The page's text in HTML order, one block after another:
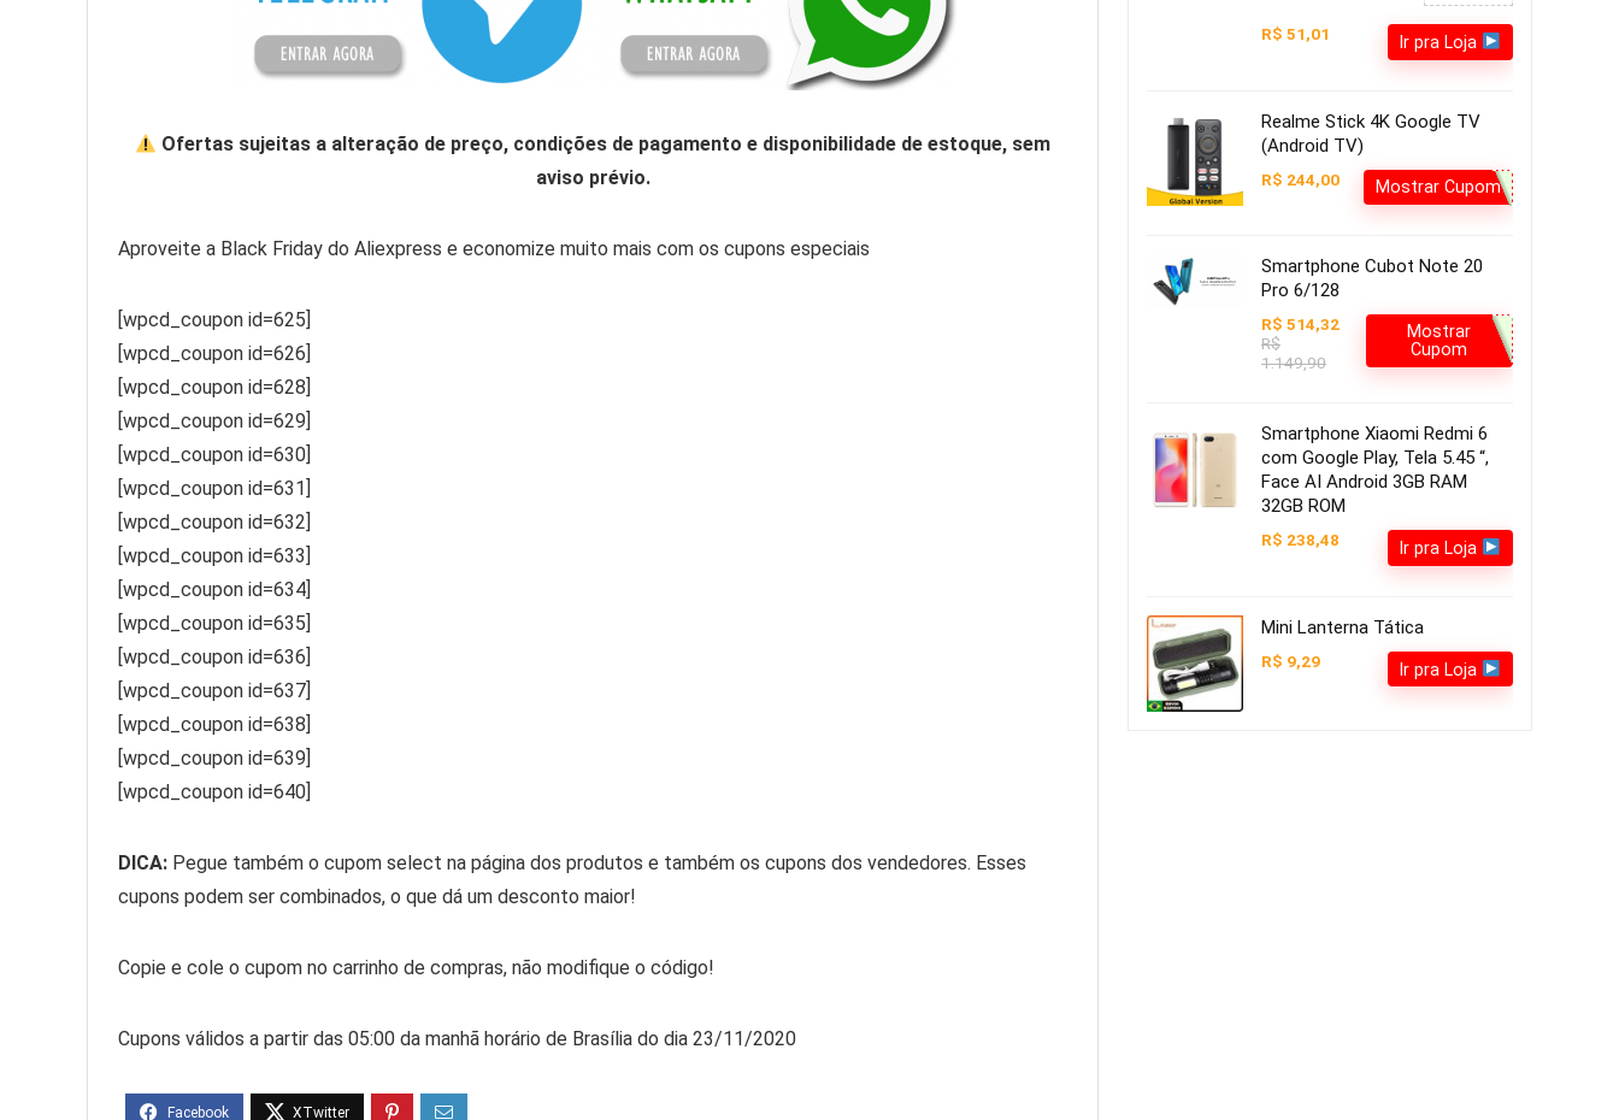
Ofertas sujeitas a alteração de preço, condições de pagamento e disponibilidade de estoque, sem
aviso prévio.
Aproveite a Black Friday do Aliexpress e economize muito mais com os cupons especiais
[wpcd_coupon id=625]
[wpcd_coupon id=626]
[wpcd_coupon id=628]
[wpcd_coupon id=629]
[wpcd_coupon id=630]
[wpcd_coupon id=631]
[wpcd_coupon id=632]
[wpcd_coupon id=633]
[wpcd_coupon id=634]
[wpcd_coupon id=635]
[wpcd_coupon id=636]
[wpcd_coupon id=637]
[wpcd_coupon id=638]
[wpcd_coupon id=639]
[wpcd_coupon id=640]
DICA: Pegue também o cupom select na página dos produtos e também os cupons dos vendedores. Esses
cupons podem ser combinados, o que dá um desconto maior!
Copie e cole o cupom no carrinho de compras, não modifique o código!
Cupons válidos a partir das 05:00 da manhã horário de Brasília do dia 23/11/2020
R$ 51,01 Ir pra Loja
Realme Stick 4K Google TV
(Android TV)
R$ 244,00 Mostrar Cupom
Smartphone Cubot Note 20
Pro 6/128
R$ 514,32
R$
1.149,90
Mostrar
Cupom
Smartphone Xiaomi Redmi 6
com Google Play, Tela 5.45 “,
Face AI Android 3GB RAM
32GB ROM
R$ 238,48 Ir pra Loja
Mini Lanterna Tática
R$ 9,29 Ir pra Loja